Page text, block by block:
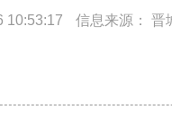
10:53:17 信息来源： 晋